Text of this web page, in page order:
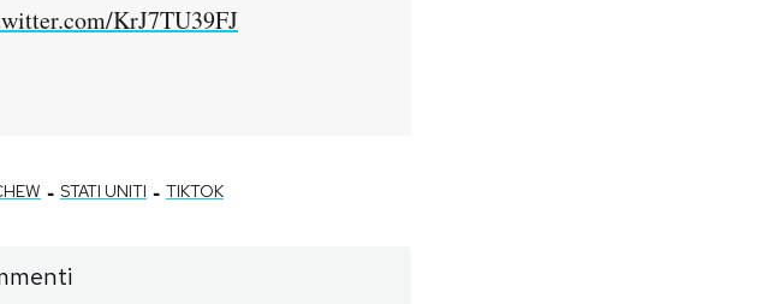
KrJ7TU39FJ
- STATI UNITI - TIKTOK